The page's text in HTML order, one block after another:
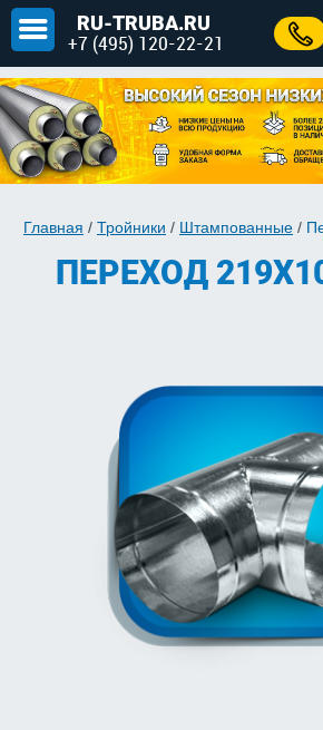
RU-TRUBA.RU
+7 (495) 120-22-21
Главная / Тройники / Штампованные /
ПЕРЕХОД